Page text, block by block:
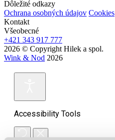
Dôležité odkazy
Ochrana osobných údajov Cookies
Kontakt
Všeobecné
+421 343 917 777
2026 © Copyright Hilek a spol.
Wink & Nod 2026
Accessibility Tools